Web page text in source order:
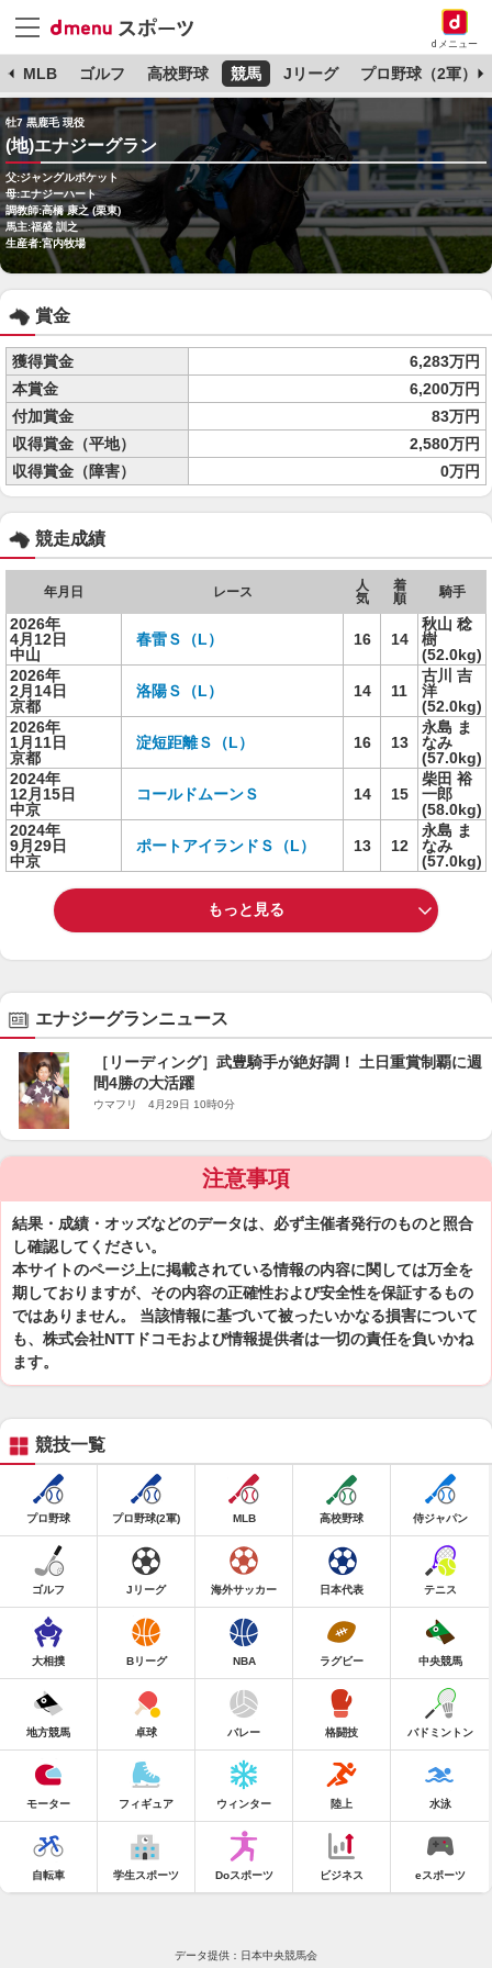
dメニュー
MLB ゴルフ 高校野球 競馬 Jリーグ プロ野球（2軍）
牡7 黒鹿毛 現役
(地)エナジーグラン
父:ジャングルポケット
母:エナジーハート
調教師:高橋 康之 (栗東)
馬主:福盛 訓之
生産者:宮内牧場
賞金
獲得賞金
6,283万円
本賞金
6,200万円
付加賞金
83万円
収得賞金（平地）
2,580万円
収得賞金（障害）
0万円
競走成績
年月日 レース
人
気
着
順
騎手
2026年
4月12日
中山
春雷Ｓ（L） 16 14
秋山 稔
樹
(52.0kg)
2026年
2月14日
京都
洛陽Ｓ（L） 14 11
古川 吉
洋
(52.0kg)
2026年
1月11日
京都
淀短距離Ｓ（L） 16 13
永島 ま
なみ
(57.0kg)
2024年
12月15日
中京
コールドムーンＳ 14 15
柴田 裕
一郎
(58.0kg)
2024年
9月29日
中京
ポートアイランドＳ（L） 13 12
永島 ま
なみ
(57.0kg)
もっと見る
エナジーグランニュース
［リーディング］武豊騎手が絶好調！ 土日重賞制覇に週
間4勝の大活躍
ウマフリ 4月29日 10時0分
注意事項
結果・成績・オッズなどのデータは、必ず主催者発行のものと照合
し確認してください。
本サイトのページ上に掲載されている情報の内容に関しては万全を
期しておりますが、その内容の正確性および安全性を保証するもの
ではありません。 当該情報に基づいて被ったいかなる損害について
も、株式会社NTTドコモおよび情報提供者は一切の責任を負いかね
ます。
競技一覧
プロ野球 プロ野球(2軍) MLB 高校野球 侍ジャパン
ゴルフ Jリーグ 海外サッカー 日本代表 テニス
大相撲 Bリーグ NBA ラグビー 中央競馬
地方競馬 卓球 バレー 格闘技 バドミントン
モーター フィギュア ウィンター 陸上 水泳
自転車 学生スポーツ Doスポーツ ビジネス eスポーツ
データ提供：日本中央競馬会